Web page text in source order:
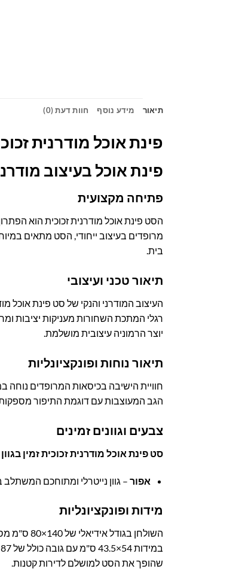
תיאור מידע נוסף חוות דעת (0)
פינת אוכל מודרנית זכוכית –
פינת אוכל בעיצוב מודרני 140 ס"מ אורך למשפחות וחללי
פתיחה מקצועית
מרופדים בעיצוב ייחודי, הסט מתאים
בית.
תיאור טכני ועיצובי
העיצוב המודרני והנקי של סט פינת אוכל
רגלי המתכת השחורות מעניקות יציבות
יוצר הרמוניה עיצובית מושלמת.
תיאור נוחות ופונקציונליות
חוויית הישיבה בכיסאות המרופדים נוחה
הגב המעוצבות עם דוגמת התיפור
צבעים וגוונים זמינים
סט פינת אוכל מודרנית זכוכית זמין
אפור– גוון נייטרלי ומתוחכם
מידות ופונקציונליות
שהופך את הסט למושלם לדירות קטנות.